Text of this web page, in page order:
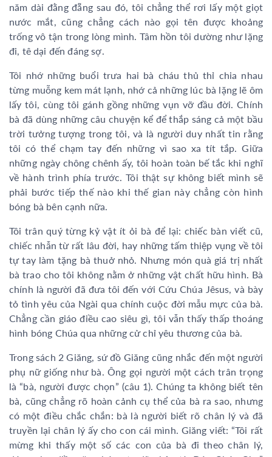
năm dài đằng đẵng sau đó, tôi chẳng thể rơi lấy một giọt
nước mắt, cũng chẳng cách nào gọi tên được khoảng
trống vô tận trong lòng mình. Tâm hồn tôi dường như lặng
đi, tê dại đến đáng sợ.
Tôi nhớ những buổi trưa hai bà cháu thủ thỉ chia nhau
từng muỗng kem mát lạnh, nhớ cả những lúc bà lặng lẽ ôm
lấy tôi, cùng tôi gánh gồng những vụn vỡ đầu đời. Chính
bà đã dùng những câu chuyện kể để thắp sáng cả một bầu
trời tưởng tượng trong tôi, và là người duy nhất tin rằng
tôi có thể chạm tay đến những vì sao xa tít tắp. Giữa
những ngày chông chênh ấy, tôi hoàn toàn bế tắc khi nghĩ
về hành trình phía trước. Tôi thật sự không biết mình sẽ
phải bước tiếp thế nào khi thế gian này chẳng còn hình
bóng bà bên cạnh nữa.
Tôi trân quý từng kỷ vật ít ỏi bà để lại: chiếc bàn viết cũ,
chiếc nhẫn từ rất lâu đời, hay những tấm thiệp vụng về tôi
tự tay làm tặng bà thuở nhỏ. Nhưng món quà giá trị nhất
bà trao cho tôi không nằm ở những vật chất hữu hình. Bà
chính là người đã đưa tôi đến với Cứu Chúa Jêsus, và bày
tỏ tình yêu của Ngài qua chính cuộc đời mẫu mực của bà.
Chẳng cần giáo điều cao siêu gì, tôi vẫn thấy thấp thoáng
hình bóng Chúa qua những cử chỉ yêu thương của bà.
Trong sách 2 Giăng, sứ đồ Giăng cũng nhắc đến một người
phụ nữ giống như bà. Ông gọi người một cách trân trọng
là “bà, người được chọn” (câu 1). Chúng ta không biết tên
bà, cũng chẳng rõ hoàn cảnh cụ thể của bà ra sao, nhưng
có một điều chắc chắn: bà là người biết rõ chân lý và đã
truyền lại chân lý ấy cho con cái mình. Giăng viết: “Tôi rất
mừng khi thấy một số các con của bà đi theo chân lý,